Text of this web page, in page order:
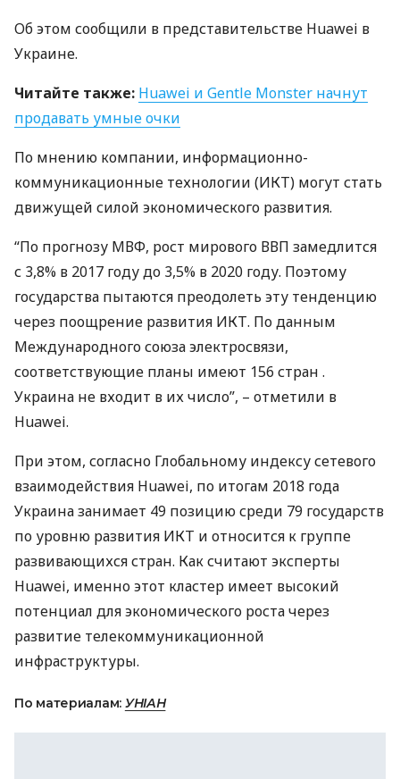
Об этом сообщили в представительстве Huawei в
Украине.
Читайте также: Huawei и Gentle Monster начнут
продавать умные очки
По мнению компании, информационно-
коммуникационные технологии (ИКТ) могут стать
движущей силой экономического развития.
“По прогнозу МВФ, рост мирового ВВП замедлится
с 3,8% в 2017 году до 3,5% в 2020 году. Поэтому
государства пытаются преодолеть эту тенденцию
через поощрение развития ИКТ. По данным
Международного союза электросвязи,
соответствующие планы имеют 156 стран .
Украина не входит в их число”, – отметили в
Huawei.
При этом, согласно Глобальному индексу сетевого
взаимодействия Huawei, по итогам 2018 года
Украина занимает 49 позицию среди 79 государств
по уровню развития ИКТ и относится к группе
развивающихся стран. Как считают эксперты
Huawei, именно этот кластер имеет высокий
потенциал для экономического роста через
развитие телекоммуникационной
инфраструктуры.
По материалам: УНІАН